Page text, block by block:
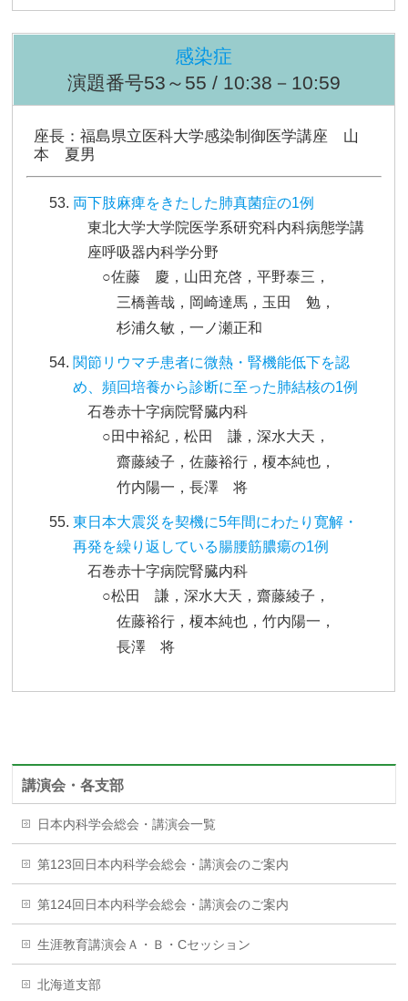
感染症
演題番号53～55 / 10:38－10:59
座長：福島県立医科大学感染制御医学講座 山
本 夏男
両下肢麻痺をきたした肺真菌症の1例
東北大学大学院医学系研究科内科病態学講
座呼吸器内科学分野
○佐藤 慶，山田充啓，平野泰三，
三橋善哉，岡崎達馬，玉田 勉，
杉浦久敏，一ノ瀬正和
関節リウマチ患者に微熱・腎機能低下を認
め、頻回培養から診断に至った肺結核の1例
石巻赤十字病院腎臓内科
○田中裕紀，松田 謙，深水大天，
齋藤綾子，佐藤裕行，榎本純也，
竹内陽一，長澤 将
東日本大震災を契機に5年間にわたり寛解・
再発を繰り返している腸腰筋膿瘍の1例
石巻赤十字病院腎臓内科
○松田 謙，深水大天，齋藤綾子，
佐藤裕行，榎本純也，竹内陽一，
長澤 将
講演会・各支部
日本内科学会総会・講演会一覧
第123回日本内科学会総会・講演会のご案内
第124回日本内科学会総会・講演会のご案内
生涯教育講演会Ａ・Ｂ・Cセッション
北海道支部